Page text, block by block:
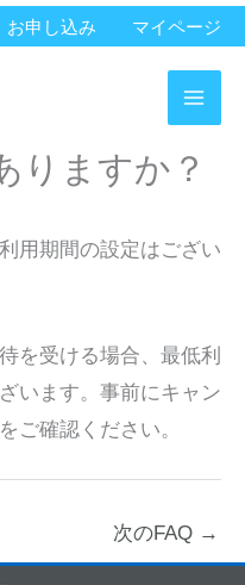
お申し込み マイページ
りますか？
用期間の設定はござい
を受ける場合、最低利
います。事前にキャン
ご確認ください。
次のFAQ →